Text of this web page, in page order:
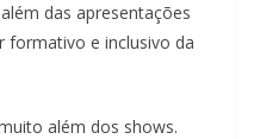
das apresentações
formativo e inclusivo da
além dos shows.